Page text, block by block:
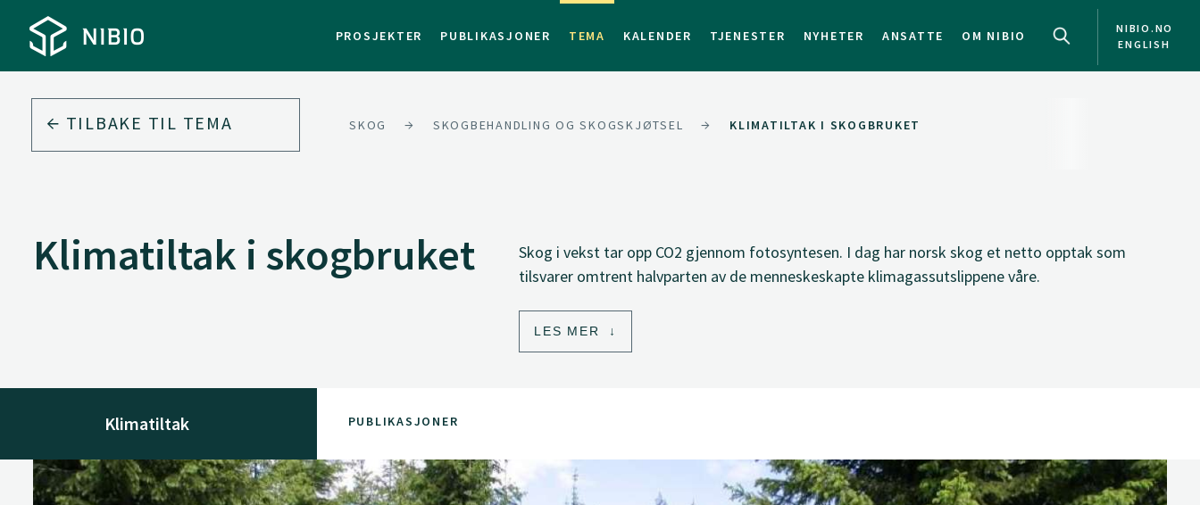
PROSJEKTER PUBLIKASJONER TEMA KALENDER TJENESTER NYHETER ANSATTE OM NIBIO
NIBIO.NO
ENGLISH
TILBAKE TIL TEMA SKOG SKOGBEHANDLING OG SKOGSKJØTSEL KLIMATILTAK I SKOGBRUKET
Klimatiltak i skogbruket
Skog i vekst tar opp CO2 gjennom fotosyntesen. I dag har norsk skog et netto opptak som
tilsvarer omtrent halvparten av de menneskeskapte klimagassutslippene våre.
LES MER
Klimatiltak PUBLIKASJONER